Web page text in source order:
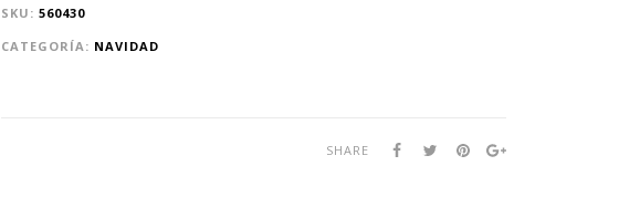
SKU: 560430
CATEGORÍA: NAVIDAD
SHARE